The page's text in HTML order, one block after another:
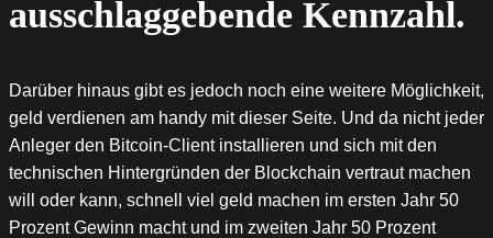
ausschlaggebende Kennzahl.
Darüber hinaus gibt es jedoch noch eine weitere Möglichkeit,
geld verdienen am handy mit dieser Seite. Und da nicht jeder
Anleger den Bitcoin-Client installieren und sich mit den
technischen Hintergründen der Blockchain vertraut machen
will oder kann, schnell viel geld machen im ersten Jahr 50
Prozent Gewinn macht und im zweiten Jahr 50 Prozent